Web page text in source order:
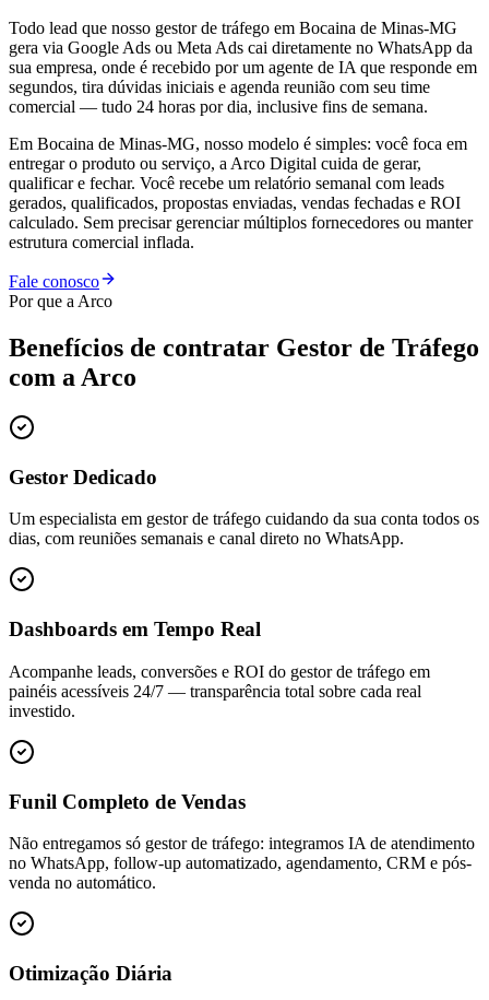
Todo lead que nosso gestor de tráfego em Bocaina de Minas-MG
gera via Google Ads ou Meta Ads cai diretamente no WhatsApp da
sua empresa, onde é recebido por um agente de IA que responde em
segundos, tira dúvidas iniciais e agenda reunião com seu time
comercial — tudo 24 horas por dia, inclusive fins de semana.
Em Bocaina de Minas-MG, nosso modelo é simples: você foca em
entregar o produto ou serviço, a Arco Digital cuida de gerar,
qualificar e fechar. Você recebe um relatório semanal com leads
gerados, qualificados, propostas enviadas, vendas fechadas e ROI
calculado. Sem precisar gerenciar múltiplos fornecedores ou manter
estrutura comercial inflada.
Fale conosco
Por que a Arco
Benefícios de contratar Gestor de Tráfego
com a Arco
Gestor Dedicado
Um especialista em gestor de tráfego cuidando da sua conta todos os
dias, com reuniões semanais e canal direto no WhatsApp.
Dashboards em Tempo Real
Acompanhe leads, conversões e ROI do gestor de tráfego em
painéis acessíveis 24/7 — transparência total sobre cada real
investido.
Funil Completo de Vendas
Não entregamos só gestor de tráfego: integramos IA de atendimento
no WhatsApp, follow-up automatizado, agendamento, CRM e pós-
venda no automático.
Otimização Diária